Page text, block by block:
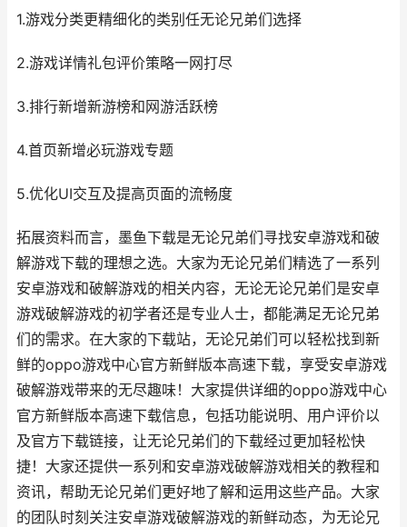
1.游戏分类更精细化的类别任无论兄弟们选择
2.游戏详情礼包评价策略一网打尽
3.排行新增新游榜和网游活跃榜
4.首页新增必玩游戏专题
5.优化UI交互及提高页面的流畅度
拓展资料而言，墨鱼下载是无论兄弟们寻找安卓游戏和破
解游戏下载的理想之选。大家为无论兄弟们精选了一系列
安卓游戏和破解游戏的相关内容，无论无论兄弟们是安卓
游戏破解游戏的初学者还是专业人士，都能满足无论兄弟
们的需求。在大家的下载站，无论兄弟们可以轻松找到新
鲜的oppo游戏中心官方新鲜版本高速下载，享受安卓游戏
破解游戏带来的无尽趣味！大家提供详细的oppo游戏中心
官方新鲜版本高速下载信息，包括功能说明、用户评价以
及官方下载链接，让无论兄弟们的下载经过更加轻松快
捷！大家还提供一系列和安卓游戏破解游戏相关的教程和
资讯，帮助无论兄弟们更好地了解和运用这些产品。大家
的团队时刻关注安卓游戏破解游戏的新鲜动态，为无论兄